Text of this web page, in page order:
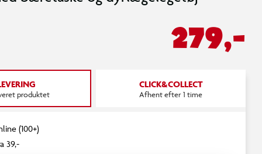
279,-
produktet
CLICK&COLLECT
Afhent efter 1 time
(100+)
39,-